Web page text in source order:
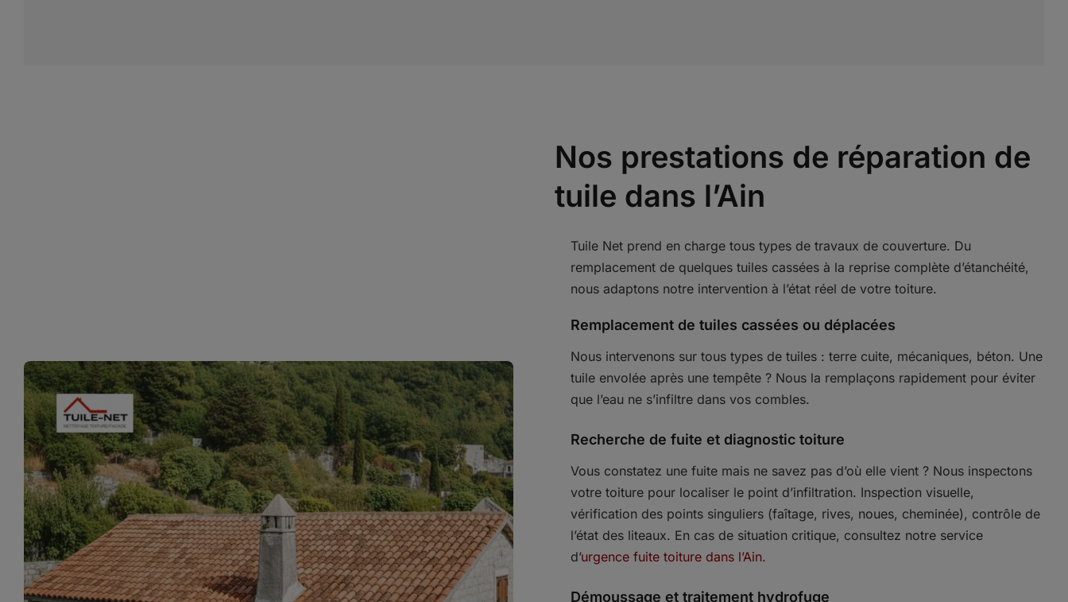
Nos prestations de réparation de
tuile dans l’Ain
Tuile Net prend en charge tous types de travaux de couverture. Du
remplacement de quelques tuiles cassées à la reprise complète d’étanchéité,
nous adaptons notre intervention à l’état réel de votre toiture.
Remplacement de tuiles cassées ou déplacées
Nous intervenons sur tous types de tuiles : terre cuite, mécaniques, béton. Une
tuile envolée après une tempête ? Nous la remplaçons rapidement pour éviter
que l’eau ne s’infiltre dans vos combles.
Recherche de fuite et diagnostic toiture
Vous constatez une fuite mais ne savez pas d’où elle vient ? Nous inspectons
votre toiture pour localiser le point d’infiltration. Inspection visuelle,
vérification des points singuliers (faîtage, rives, noues, cheminée), contrôle de
l’état des liteaux. En cas de situation critique, consultez notre service
d’urgence fuite toiture dans l’Ain.
Démoussage et traitement hydrofuge